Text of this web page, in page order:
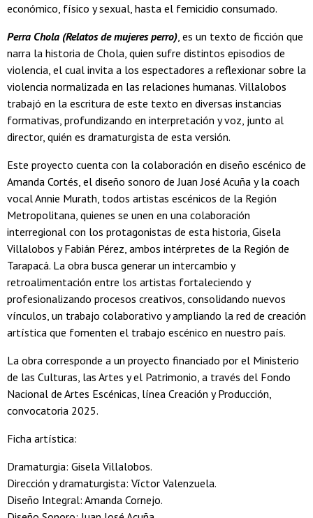
económico, físico y sexual, hasta el femicidio consumado.
Perra Chola (Relatos de mujeres perro), es un texto de ficción que
narra la historia de Chola, quien sufre distintos episodios de
violencia, el cual invita a los espectadores a reflexionar sobre la
violencia normalizada en las relaciones humanas. Villalobos
trabajó en la escritura de este texto en diversas instancias
formativas, profundizando en interpretación y voz, junto al
director, quién es dramaturgista de esta versión.
Este proyecto cuenta con la colaboración en diseño escénico de
Amanda Cortés, el diseño sonoro de Juan José Acuña y la coach
vocal Annie Murath, todos artistas escénicos de la Región
Metropolitana, quienes se unen en una colaboración
interregional con los protagonistas de esta historia, Gisela
Villalobos y Fabián Pérez, ambos intérpretes de la Región de
Tarapacá. La obra busca generar un intercambio y
retroalimentación entre los artistas fortaleciendo y
profesionalizando procesos creativos, consolidando nuevos
vínculos, un trabajo colaborativo y ampliando la red de creación
artística que fomenten el trabajo escénico en nuestro país.
La obra corresponde a un proyecto financiado por el Ministerio
de las Culturas, las Artes y el Patrimonio, a través del Fondo
Nacional de Artes Escénicas, línea Creación y Producción,
convocatoria 2025.
Ficha artística:
Dramaturgia: Gisela Villalobos.
Dirección y dramaturgista: Víctor Valenzuela.
Diseño Integral: Amanda Cornejo.